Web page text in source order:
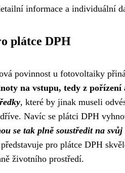
informace a individuální
plátce DPH
povinnost u fotovoltaiky
na vstupu, tedy z
, které by jinak museli
Navíc se plátci DPH
se tak plně soustředit na
pro plátce DPH
životního prostředí.